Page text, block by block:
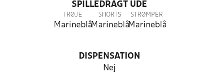
SPILLEDRAGT UDE
TRØJE
Marineblå
SHORTS
Marineblå
STRØMPER
Marineblå
DISPENSATION
Nej